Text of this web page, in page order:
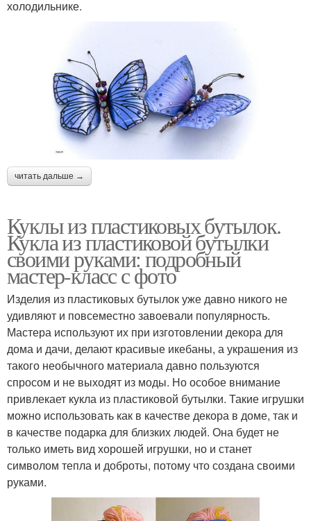
холодильнике.
читать дальше →
Куклы из пластиковых бутылок.
Кукла из пластиковой бутылки
своими руками: подробный
мастер-класс с фото
Изделия из пластиковых бутылок уже давно никого не
удивляют и повсеместно завоевали популярность.
Мастера используют их при изготовлении декора для
дома и дачи, делают красивые икебаны, а украшения из
такого необычного материала давно пользуются
спросом и не выходят из моды. Но особое внимание
привлекает кукла из пластиковой бутылки. Такие игрушки
можно использовать как в качестве декора в доме, так и
в качестве подарка для близких людей. Она будет не
только иметь вид хорошей игрушки, но и станет
символом тепла и доброты, потому что создана своими
руками.